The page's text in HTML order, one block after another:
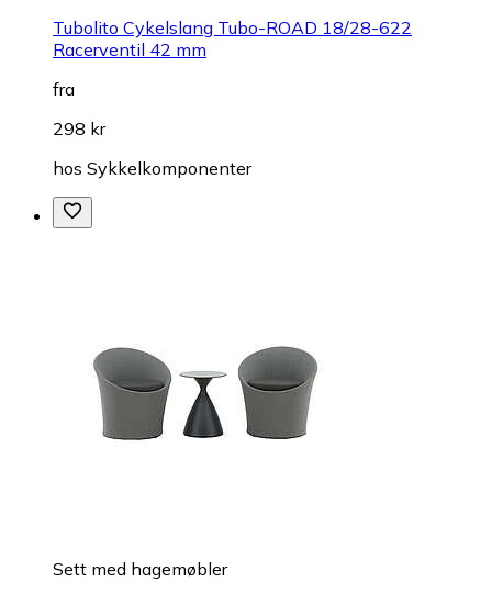
Tubolito Cykelslang Tubo-ROAD 18/28-622
Racerventil 42 mm
fra
298 kr
hos Sykkelkomponenter
Sett med hagemøbler